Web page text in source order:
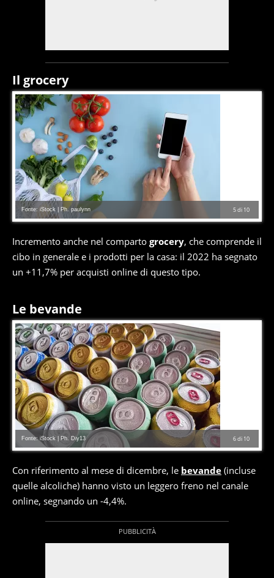
Il grocery
5di 10
Fonte: iStock | Ph. paulynn
Incremento anche nel comparto grocery, che comprende il
cibo in generale e i prodotti per la casa: il 2022 ha segnato
un +11,7% per acquisti online di questo tipo.
Le bevande
6di 10
Fonte: iStock | Ph. Diy13
Con riferimento al mese di dicembre, le bevande (incluse
quelle alcoliche) hanno visto un leggero freno nel canale
online, segnando un -4,4%.